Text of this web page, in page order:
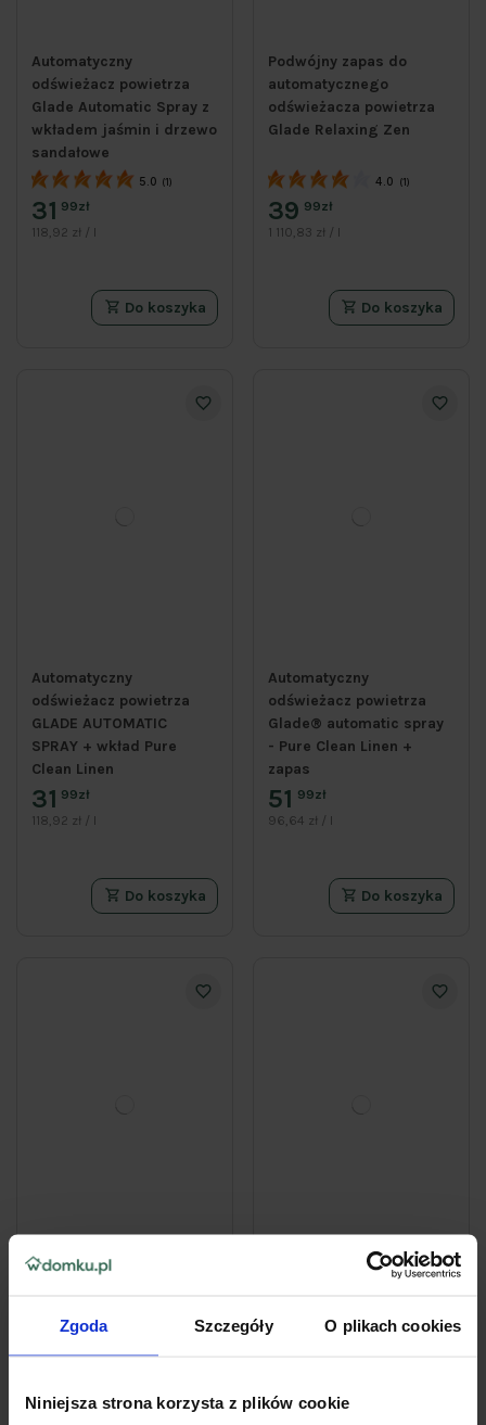
Zgoda Szczegóły O plikach cookies
Niniejsza strona korzysta z plików cookie
Automatyczny
odświeżacz powietrza
Glade Automatic Spray z
wkładem jaśmin i drzewo
sandałowe
5.0 (1)
31 99zł
118,92 zł / l
Do koszyka
Podwójny zapas do
automatycznego
odświeżacza powietrza
Glade Relaxing Zen
4.0 (1)
39 99zł
1 110,83 zł / l
Do koszyka
Automatyczny
odświeżacz powietrza
GLADE AUTOMATIC
SPRAY + wkład Pure
Clean Linen
31 99zł
118,92 zł / l
Do koszyka
Automatyczny
odświeżacz powietrza
Glade® automatic spray
- Pure Clean Linen +
zapas
51 99zł
96,64 zł / l
Do koszyka
Wkład do odświeżacza
zapachu Calm Lavender
& Jasmine 269ml
81,75 zł / l
Automatyczny
SPRAY + wkład Relaxing
118,92 zł / l